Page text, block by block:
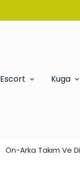
Escort Kuga
Ön-Arka Takım Ve